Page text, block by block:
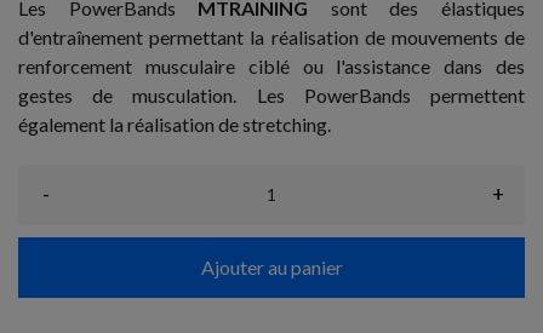
Les PowerBands MTRAINING sont des élastiques
d'entraînement permettant la réalisation de mouvements de
renforcement musculaire ciblé ou l'assistance dans des
gestes de musculation. Les PowerBands permettent
également la réalisation de stretching.
- +
Ajouter au panier